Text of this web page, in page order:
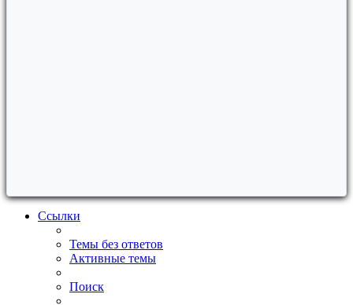
Ссылки
Темы без ответов
Активные темы
Поиск